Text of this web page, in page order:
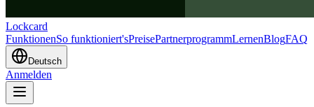
Lockcard
FunktionenSo funktioniert'sPreisePartnerprogrammLernenBlogFAQ
Deutsch
Anmelden